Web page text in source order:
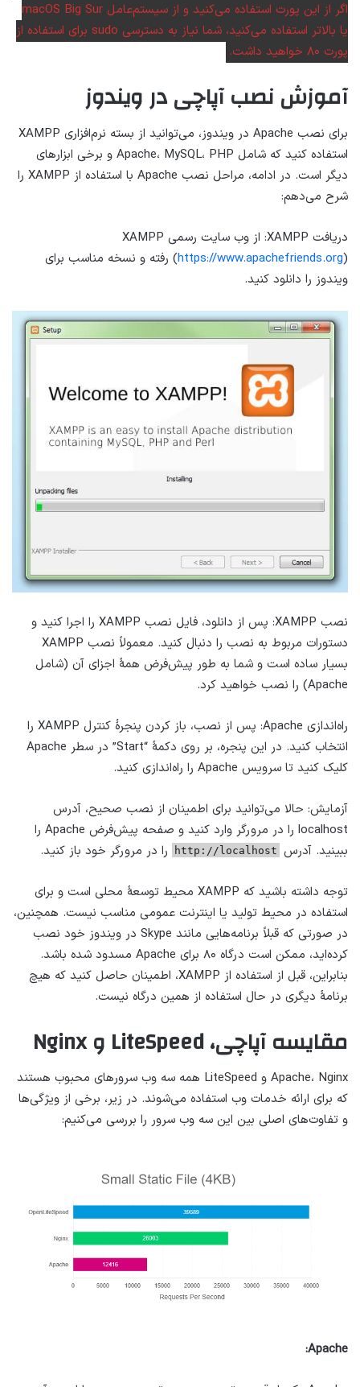
اگر از این پورت استفاده می‌کنید و از سیستم‌عامل macOS Big Sur
یا بالاتر استفاده می‌کنید، شما نیاز به دسترسی sudo برای استفاده از
پورت ۸۰ خواهید داشت.
آموزش نصب آپاچی در ویندوز
برای نصب Apache در ویندوز، می‌توانید از بسته نرم‌افزاری XAMPP
استفاده کنید که شامل Apache، MySQL، PHP و برخی ابزارهای
دیگر است. در ادامه، مراحل نصب Apache با استفاده از XAMPP را
شرح می‌دهم:
دریافت XAMPP: از وب سایت رسمی XAMPP
(https://www.apachefriends.org ) رفته و نسخه مناسب برای
ویندوز را دانلود کنید.
نصب XAMPP: پس از دانلود، فایل نصب XAMPP را اجرا کنید و
دستورات مربوط به نصب را دنبال کنید. معمولاً نصب XAMPP
بسیار ساده است و شما به طور پیش‌فرض همهٔ اجزای آن (شامل
Apache) را نصب خواهید کرد.
راه‌اندازی Apache: پس از نصب، باز کردن پنجرهٔ کنترل XAMPP را
انتخاب کنید. در این پنجره، بر روی دکمهٔ “Start” در سطر Apache
کلیک کنید تا سرویس Apache را راه‌اندازی کنید.
آزمایش: حالا می‌توانید برای اطمینان از نصب صحیح، آدرس
localhost را در مرورگر وارد کنید و صفحه پیش‌فرض Apache را
ببینید. آدرس http://localhost را در مرورگر خود باز کنید.
توجه داشته باشید که XAMPP محیط توسعهٔ محلی است و برای
استفاده در محیط تولید یا اینترنت عمومی مناسب نیست. همچنین،
در صورتی که قبلاً برنامه‌هایی مانند Skype در ویندوز خود نصب
کرده‌اید، ممکن است درگاه ۸۰ برای Apache مسدود شده باشد.
بنابراین، قبل از استفاده از XAMPP، اطمینان حاصل کنید که هیچ
برنامهٔ دیگری در حال استفاده از همین درگاه نیست.
مقایسه آپاچی، LiteSpeed و Nginx
Apache، Nginx و LiteSpeed همه سه وب سرورهای محبوب هستند
که برای ارائه خدمات وب استفاده می‌شوند. در زیر، برخی از ویژگی‌ها
و تفاوت‌های اصلی بین این سه وب سرور را بررسی می‌کنیم:
Apache: